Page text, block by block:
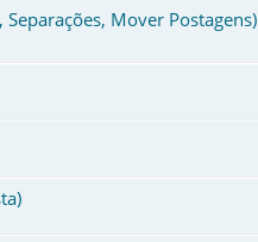
Mover Postagens)